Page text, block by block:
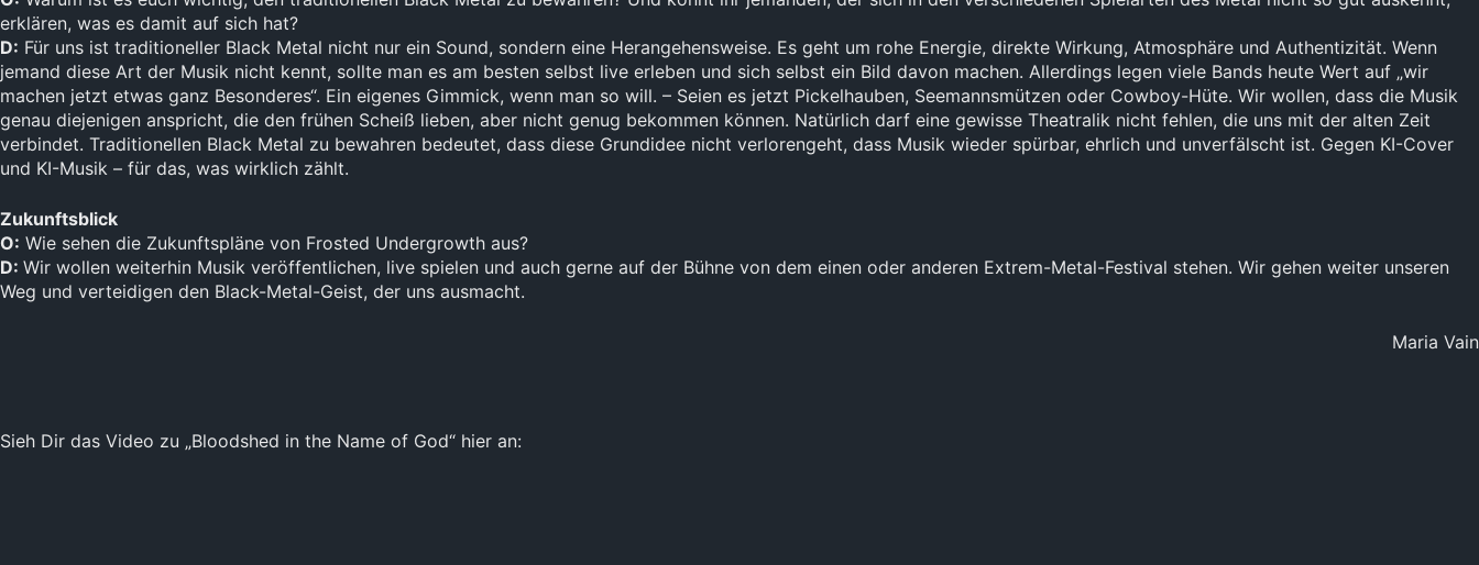
erklären, was es damit auf sich hat?
D: Für uns ist traditioneller Black Metal nicht nur ein Sound, sondern eine Herangehensweise. Es geht um rohe Energie, direkte Wirkung, Atmosphäre und Authentizität. Wenn
jemand diese Art der Musik nicht kennt, sollte man es am besten selbst live erleben und sich selbst ein Bild davon machen. Allerdings legen viele Bands heute Wert auf „wir
machen jetzt etwas ganz Besonderes“. Ein eigenes Gimmick, wenn man so will. – Seien es jetzt Pickelhauben, Seemannsmützen oder Cowboy-Hüte. Wir wollen, dass die Musik
genau diejenigen anspricht, die den frühen Scheiß lieben, aber nicht genug bekommen können. Natürlich darf eine gewisse Theatralik nicht fehlen, die uns mit der alten Zeit
verbindet. Traditionellen Black Metal zu bewahren bedeutet, dass diese Grundidee nicht verlorengeht, dass Musik wieder spürbar, ehrlich und unverfälscht ist. Gegen KI-Cover
und KI-Musik – für das, was wirklich zählt.
Zukunftsblick
O: Wie sehen die Zukunftspläne von Frosted Undergrowth aus?
D: Wir wollen weiterhin Musik veröffentlichen, live spielen und auch gerne auf der Bühne von dem einen oder anderen Extrem-Metal-Festival stehen. Wir gehen weiter unseren
Weg und verteidigen den Black-Metal-Geist, der uns ausmacht.
Maria Vain
Sieh Dir das Video zu „Bloodshed in the Name of God“ hier an: